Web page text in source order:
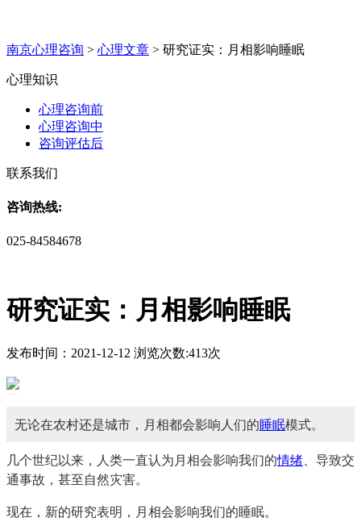
南京心理咨询 > 心理文章 > 研究证实：月相影响睡眠
心理知识
心理咨询前
心理咨询中
咨询评估后
联系我们
咨询热线:
025-84584678
研究证实：月相影响睡眠
发布时间：2021-12-12 浏览次数:413次
无论在农村还是城市，月相都会影响人们的睡眠模式。
几个世纪以来，人类一直认为月相会影响我们的情绪、导致交
通事故，甚至自然灾害。
现在，新的研究表明，月相会影响我们的睡眠。